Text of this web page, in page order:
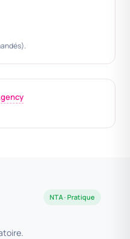
NTA · Pratique